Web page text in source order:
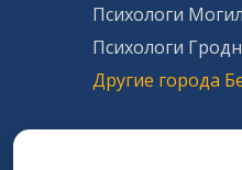
Психологи
Психологи
Другие города